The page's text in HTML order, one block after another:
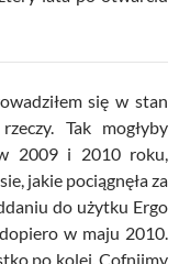
się w stan
Tak mogłyby
2009 i 2010 roku,
jakie pociągnęła za
do użytku Ergo
w maju 2010.
po kolei. Cofnijmy